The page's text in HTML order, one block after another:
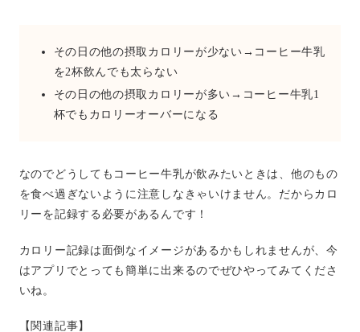
その日の他の摂取カロリーが少ない→コーヒー牛乳
を2杯飲んでも太らない
その日の他の摂取カロリーが多い→コーヒー牛乳1
杯でもカロリーオーバーになる
なのでどうしてもコーヒー牛乳が飲みたいときは、他のもの
を食べ過ぎないように注意しなきゃいけません。だからカロ
リーを記録する必要があるんです！
カロリー記録は面倒なイメージがあるかもしれませんが、今
はアプリでとっても簡単に出来るのでぜひやってみてくださ
いね。
【関連記事】